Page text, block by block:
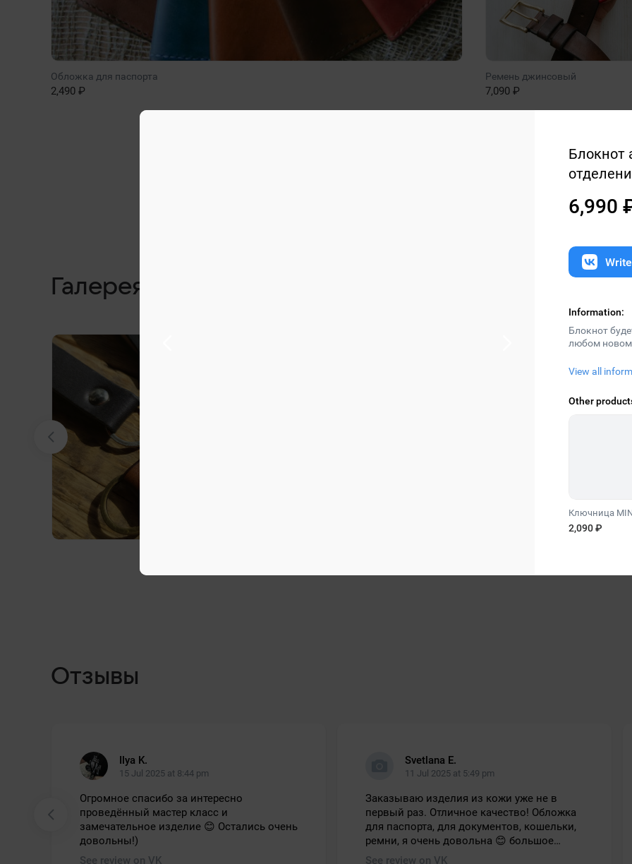
Обложка для паспорта
2,490 ₽
Ремень джинсовый
7,090 ₽
Галерея фото
Отзывы
Ilya K.
15 Jul 2025 at 8:44 pm
Огромное спасибо за интересно
проведённый мастер класс и
замечательное изделие 😊 Остались очень
довольны!)
See review on VK
Svetlana E.
11 Jul 2025 at 5:49 pm
Заказываю изделия из кожи уже не в
первый раз. Отличное качество! Обложка
для паспорта, для документов, кошельки,
ремни, я очень довольна 😊 большое
спасибо за такие качественные кожаные
See review on VK
Блокнот
6,990
Information:
Блокнот
любом
View all
Other
Ключница
2,090 ₽